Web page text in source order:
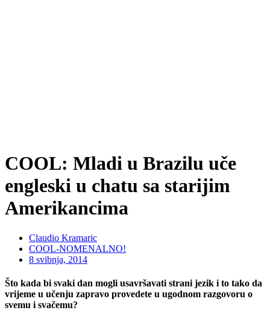
COOL: Mladi u Brazilu uče
engleski u chatu sa starijim
Amerikancima
Claudio Kramaric
COOL-NOMENALNO!
8 svibnja, 2014
Što kada bi svaki dan mogli usavršavati strani jezik i to tako da
vrijeme u učenju zapravo provedete u ugodnom razgovoru o
svemu i svačemu?